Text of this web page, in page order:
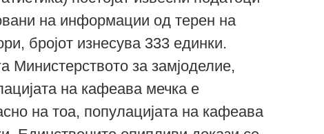
на информации од терен на
бројот изнесува 333 единки.
Министерството за замјоделие,
на кафеава мечка е
на тоа, популацијата на кафеава